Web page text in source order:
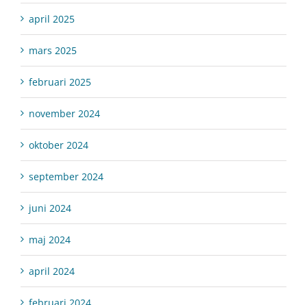
april 2025
mars 2025
februari 2025
november 2024
oktober 2024
september 2024
juni 2024
maj 2024
april 2024